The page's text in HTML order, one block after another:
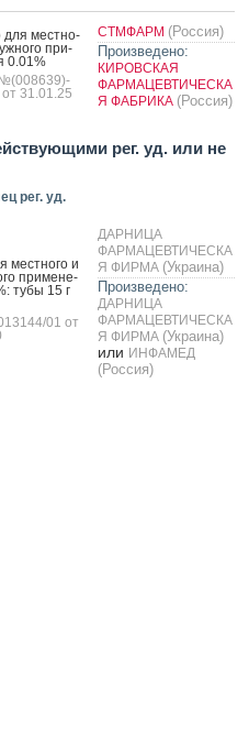
для мес­тно­
при­
0.01%
31.01.25
СТМФАРМ (Россия)
Произведено:
КИРОВСКАЯ
ФАРМАЦЕВТИЧЕСКА
Я ФАБРИКА (Россия)
рег. уд. или не
рег. уд.
мес­тно­го и
при­мене­
ту­бы 15 г
01 от
ДАРНИЦА
ФАРМАЦЕВТИЧЕСКА
Я ФИРМА (Украина)
Произведено:
ДАРНИЦА
ФАРМАЦЕВТИЧЕСКА
Я ФИРМА (Украина)
или ИНФАМЕД
(Россия)